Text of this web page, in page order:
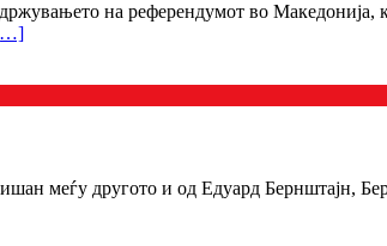
на референдумот во Македонија,
меѓу другото и од Едуард Бернштајн,